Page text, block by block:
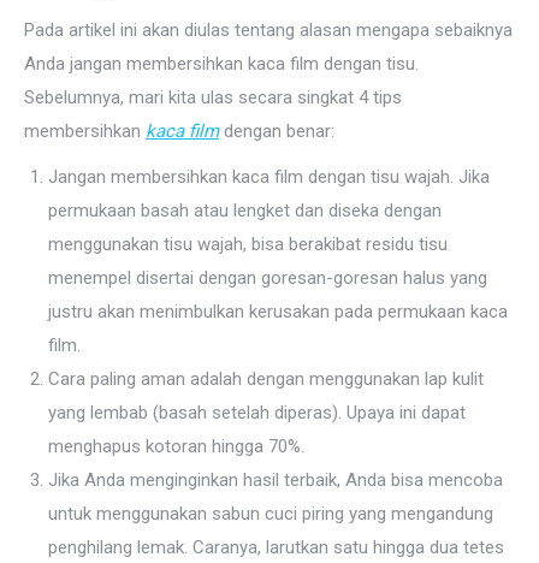
Pada artikel ini akan diulas tentang alasan mengapa sebaiknya
Anda jangan membersihkan kaca film dengan tisu.
Sebelumnya, mari kita ulas secara singkat 4 tips
membersihkan kaca filmdengan benar:
Jangan membersihkan kaca film dengan tisu wajah. Jika
permukaan basah atau lengket dan diseka dengan
menggunakan tisu wajah, bisa berakibat residu tisu
menempel disertai dengan goresan-goresan halus yang
justru akan menimbulkan kerusakan pada permukaan kaca
film.
Cara paling aman adalah dengan menggunakan lap kulit
yang lembab (basah setelah diperas). Upaya ini dapat
menghapus kotoran hingga 70%.
Jika Anda menginginkan hasil terbaik, Anda bisa mencoba
untuk menggunakan sabun cuci piring yang mengandung
penghilang lemak. Caranya, larutkan satu hingga dua tetes